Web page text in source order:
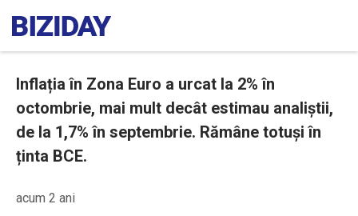
Inflația în Zona Euro a urcat la 2% în
octombrie, mai mult decât estimau analiștii,
de la 1,7% în septembrie. Rămâne totuși în
ținta BCE.
acum 2 ani